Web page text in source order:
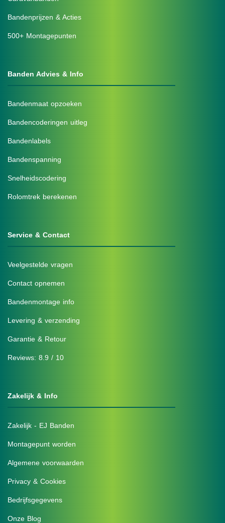
Bandenprijzen & Acties
500+ Montagepunten
Banden Advies & Info
Bandenmaat opzoeken
Bandencoderingen uitleg
Bandenlabels
Bandenspanning
Snelheidscodering
Rolomtrek berekenen
Service & Contact
Veelgestelde vragen
Contact opnemen
Bandenmontage info
Levering & verzending
Garantie & Retour
Reviews: 8.9 / 10
Zakelijk & Info
Zakelijk - EJ Banden
Montagepunt worden
Algemene voorwaarden
Privacy & Cookies
Bedrijfsgegevens
Onze Blog